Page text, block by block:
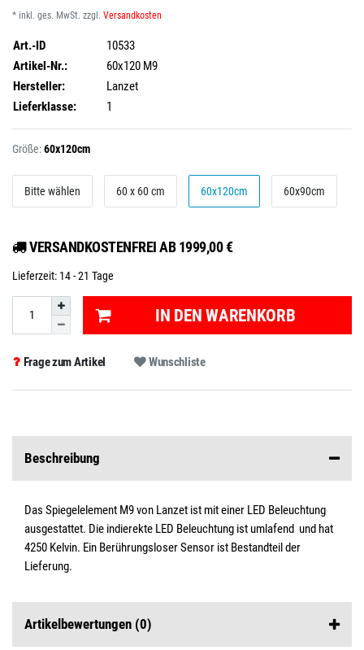
* inkl. ges. MwSt. zzgl. Versandkosten
Art.-ID
10533
Artikel-Nr.:
60x120 M9
Hersteller:
Lanzet
Lieferklasse:
1
Größe:60x120cm
Bitte wählen 60 x 60 cm 60x120cm 60x90cm
VERSANDKOSTENFREI AB 1999,00 €
Lieferzeit: 14 - 21 Tage
IN DEN WARENKORB
Frage zum Artikel Wunschliste
Beschreibung
Das Spiegelelement M9 von Lanzet ist mit einer LED Beleuchtung
ausgestattet. Die indierekte LED Beleuchtung ist umlafend und hat
4250 Kelvin. Ein Berührungsloser Sensor ist Bestandteil der
Lieferung.
Artikelbewertungen (0)